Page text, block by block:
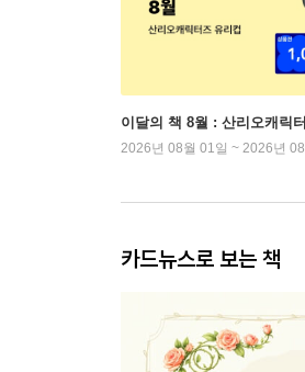
이달의 책 8월 : 산리오캐릭
2026년 08월 01일 ~ 2026년
카드뉴스로 보는 책